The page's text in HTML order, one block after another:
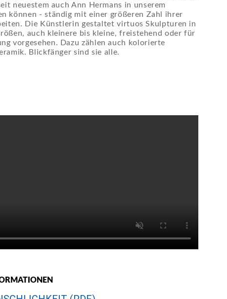
neuestem auch Ann Hermans in unserem
können - ständig mit einer größeren Zahl ihrer
Die Künstlerin gestaltet virtuos Skulpturen in
auch kleinere bis kleine, freistehend oder für
vorgesehen. Dazu zählen auch kolorierte
Blickfänger sind sie alle.